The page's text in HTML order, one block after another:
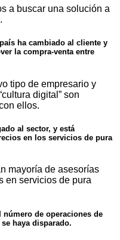
a buscar una solución a
ha cambiado al cliente y
la compra-venta entre
tipo de empresario y
digital” son
ellos.
al sector, y está
en los servicios de pura
mayoría de asesorías
en servicios de pura
número de operaciones de
haya disparado.